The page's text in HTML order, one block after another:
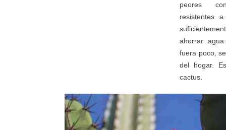
peores
resistentes
ahorrar
fuera poco,
del hogar.
cactus.